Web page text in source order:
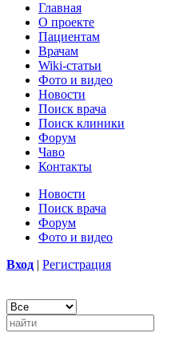
Главная
О проекте
Пациентам
Врачам
Wiki-статьи
Фото и видео
Новости
Поиск врача
Поиск клиники
Форум
Чаво
Контакты
Новости
Поиск врача
Форум
Фото и видео
Вход | Регистрация